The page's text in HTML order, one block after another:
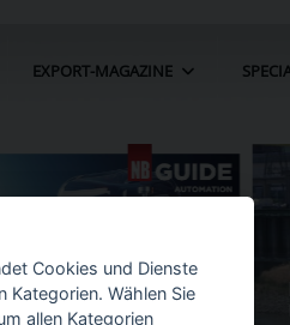
EXPORT-MAGAZINE
Cookies und Dienste
Kategorien. Wählen Sie
allen Kategorien